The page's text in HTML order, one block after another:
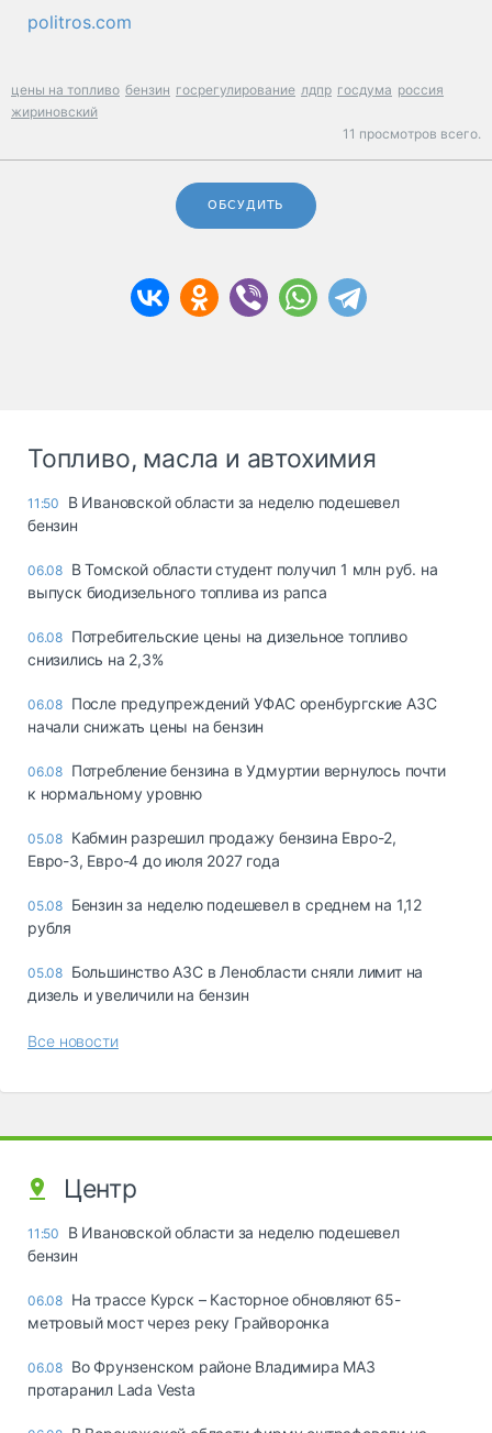
politros.com
цены на топливо бензин госрегулирование лдпр госдума россия
жириновский
11 просмотров всего.
ОБСУДИТЬ
Топливо, масла и автохимия
11:50
В Ивановской области за неделю подешевел
бензин
06.08 В Томской области студент получил 1 млн руб. на
выпуск биодизельного топлива из рапса
06.08 Потребительские цены на дизельное топливо
снизились на 2,3%
06.08 После предупреждений УФАС оренбургские АЗС
начали снижать цены на бензин
06.08 Потребление бензина в Удмуртии вернулось почти
к нормальному уровню
05.08 Кабмин разрешил продажу бензина Евро-2,
Евро-3, Евро-4 до июля 2027 года
05.08 Бензин за неделю подешевел в среднем на 1,12
рубля
05.08 Большинство АЗС в Ленобласти сняли лимит на
дизель и увеличили на бензин
Все новости
Центр
11:50
В Ивановской области за неделю подешевел
бензин
06.08 На трассе Курск – Касторное обновляют 65-
метровый мост через реку Грайворонка
06.08 Во Фрунзенском районе Владимира МАЗ
протаранил Lada Vesta